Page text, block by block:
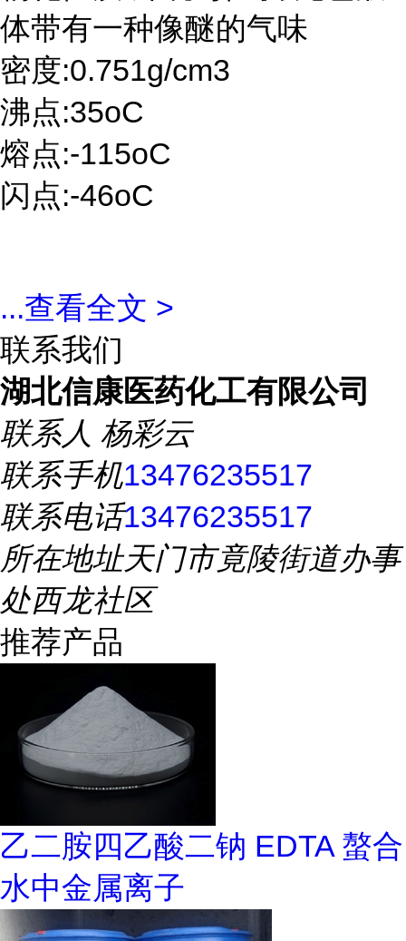
体带有一种像醚的气味
密度:0.751g/cm3
沸点:35oC
熔点:-115oC
闪点:-46oC
...查看全文 >
联系我们
湖北信康医药化工有限公司
联系人 杨彩云
联系手机13476235517
联系电话13476235517
所在地址天门市竟陵街道办事
处西龙社区
推荐产品
乙二胺四乙酸二钠 EDTA 螯合
水中金属离子